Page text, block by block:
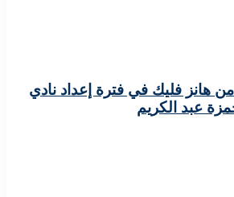
هانز فليك في فترة إعداد نادي
عبد الكريم